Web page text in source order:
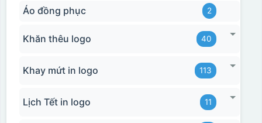
Áo đồng phục 2
Khăn thêu logo 40
Khay mứt in logo 113
Lịch Tết in logo 11